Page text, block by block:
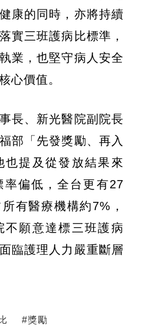
康的同時，亦將持續
實三班護病比標準，
業，也堅守病人安全
心價值。
長、新光醫院副院長
部「先發獎勵、再入
也提及從發放結果來
偏低，全台更有27
有醫療機構約7%，
不願意達標三班護病
臨護理人力嚴重斷層
#獎勵